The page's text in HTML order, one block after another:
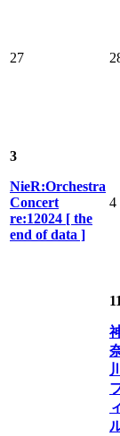
27
3
NieR:Orchestra
Concert
re:12024 [ the
end of data ]
4
11
川